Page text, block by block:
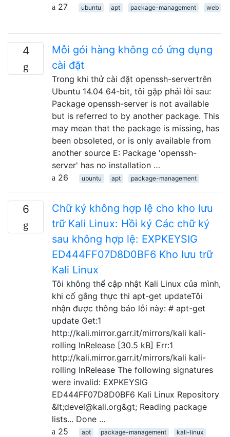
27
ubuntu apt package-management web
4
Mỗi gói hàng không có ứng dụng
cài đặt
Trong khi thử cài đặt openssh-servertrên
Ubuntu 14.04 64-bit, tôi gặp phải lỗi sau:
Package openssh-server is not available
but is referred to by another package. This
may mean that the package is missing, has
been obsoleted, or is only available from
another source E: Package 'openssh-
server' has no installation …
26
ubuntu apt package-management
6
Chữ ký không hợp lệ cho kho lưu
trữ Kali Linux: Hồi ký Các chữ ký
sau không hợp lệ: EXPKEYSIG
ED444FF07D8D0BF6 Kho lưu trữ
Kali Linux
Tôi không thể cập nhật Kali Linux của mình,
khi cố gắng thực thi apt-get updateTôi
nhận được thông báo lỗi này: # apt-get
update Get:1
http://kali.mirror.garr.it/mirrors/kali kali-
rolling InRelease [30.5 kB] Err:1
http://kali.mirror.garr.it/mirrors/kali kali-
rolling InRelease The following signatures
were invalid: EXPKEYSIG
ED444FF07D8D0BF6 Kali Linux Repository
&lt;devel@kali.org&gt; Reading package
lists... Done …
25
apt package-management kali-linux